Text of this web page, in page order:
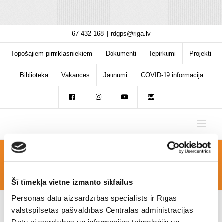
Šī tīmekļa vietne izmanto sīkfailus
Personas datu aizsardzības speciālists ir Rīgas
valstspilsētas pašvaldības Centrālās administrācijas
content
67 432 168 rdgps@riga.lv
Topošajiem pirmklasniekiem Dokumenti Iepirkumi Projekti
Bibliotēka Vakances Jaunumi COVID-19 informācija
karogs4